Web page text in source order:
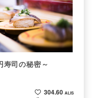
寿司の秘密～
304.60 ALIS